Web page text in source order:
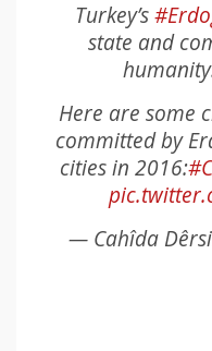
Turkey’s
state and
Here are some
committed by
cities in 2016:
— Cahîda